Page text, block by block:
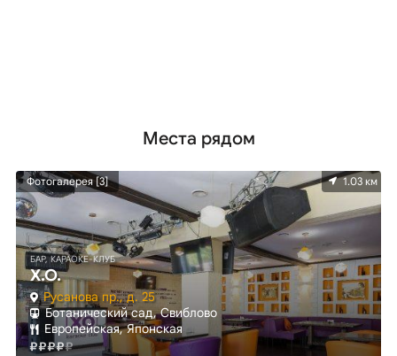
Места рядом
Фотогалерея [3] 1.03 км
БАР, КАРАОКЕ-КЛУБ
X.O.
Русанова пр., д. 25
Ботанический сад, Свиблово
Европейская, Японская